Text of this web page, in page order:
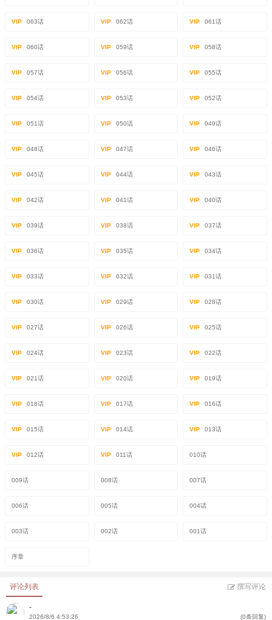
VIP 063话 VIP 062话 VIP 061话
VIP 060话 VIP 059话 VIP 058话
VIP 057话 VIP 056话 VIP 055话
VIP 054话 VIP 053话 VIP 052话
VIP 051话 VIP 050话 VIP 049话
VIP 048话 VIP 047话 VIP 046话
VIP 045话 VIP 044话 VIP 043话
VIP 042话 VIP 041话 VIP 040话
VIP 039话 VIP 038话 VIP 037话
VIP 036话 VIP 035话 VIP 034话
VIP 033话 VIP 032话 VIP 031话
VIP 030话 VIP 029话 VIP 028话
VIP 027话 VIP 026话 VIP 025话
VIP 024话 VIP 023话 VIP 022话
VIP 021话 VIP 020话 VIP 019话
VIP 018话 VIP 017话 VIP 016话
VIP 015话 VIP 014话 VIP 013话
VIP 012话 VIP 011话 010话
009话 008话 007话
006话 005话 004话
003话 002话 001话
序章
评论列表 撰写评论
-
2026/8/6 4:53:26 (0条回复)